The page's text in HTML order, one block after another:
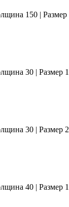
150 | Размер
30 | Размер
30 | Размер
40 | Размер